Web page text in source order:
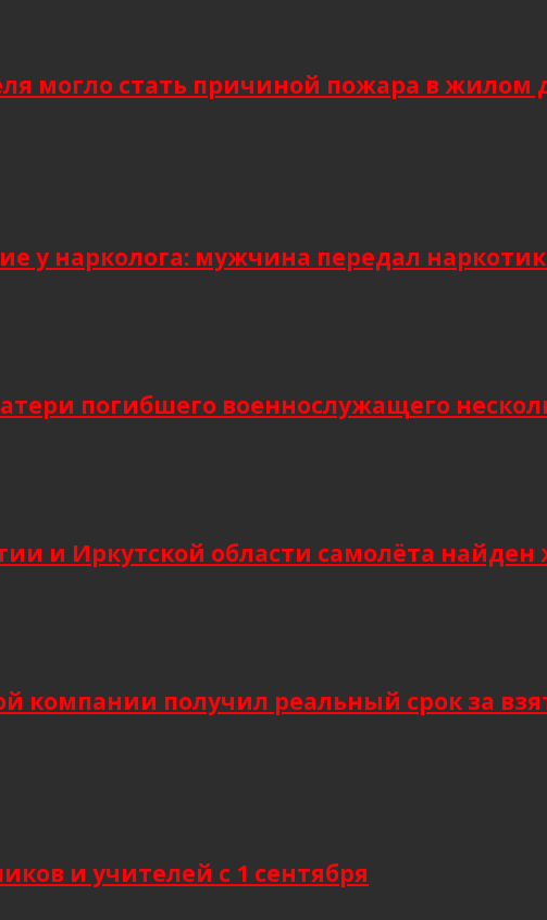
могло стать причиной пожара в жилом
у нарколога: мужчина передал
погибшего военнослужащего
и Иркутской области самолёта
компании получил реальный срок за
и учителей с 1 сентября